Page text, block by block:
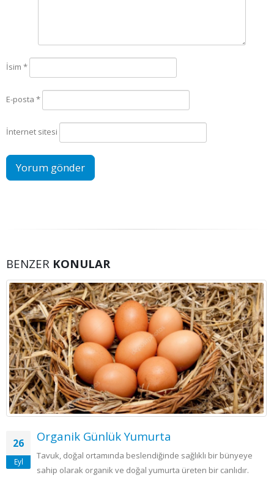
İsim *
E-posta *
İnternet sitesi
BENZER KONULAR
26
Eyl
Organik Günlük Yumurta
Tavuk, doğal ortamında beslendiğinde sağlıklı bir bünyeye
sahip olarak organik ve doğal yumurta üreten bir canlıdır.